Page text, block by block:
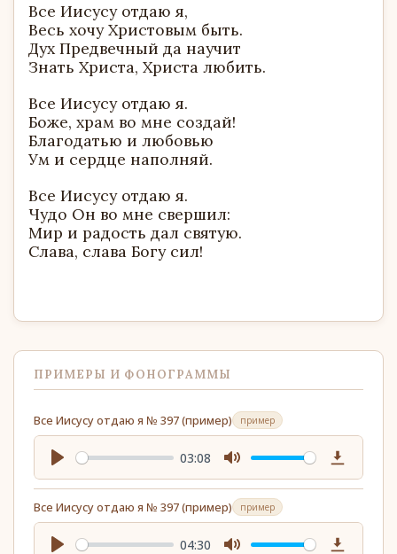
Все Иисусу отдаю я,
Весь хочу Христовым быть.
Дух Предвечный да научит
Знать Христа, Христа любить.
Все Иисусу отдаю я.
Боже, храм во мне создай!
Благодатью и любовью
Ум и сердце наполняй.
Все Иисусу отдаю я.
Чудо Он во мне свершил:
Мир и радость дал святую.
Слава, слава Богу сил!
ПРИМЕРЫ И ФОНОГРАММЫ
Все Иисусу отдаю я № 397 (пример) пример
03:08
Download
Все Иисусу отдаю я № 397 (пример)
пример
04:30